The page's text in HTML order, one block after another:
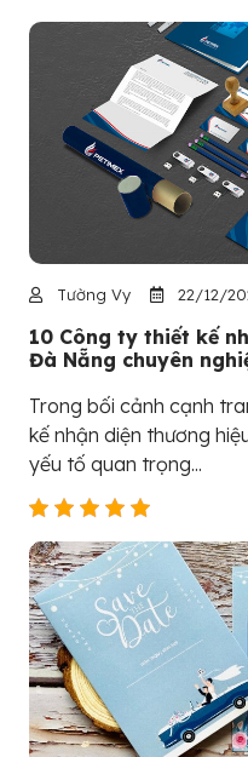
Tường Vy 22/12/
10 Công ty thiết kế
Đà Nẵng chuyên
Trong bối cảnh cạnh
kế nhận diện thương
yếu tố quan trọng...